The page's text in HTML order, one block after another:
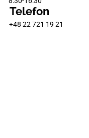
Telefon
+48 22 721 19 21